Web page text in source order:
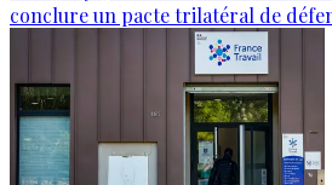
conclure un pacte trilatéral de